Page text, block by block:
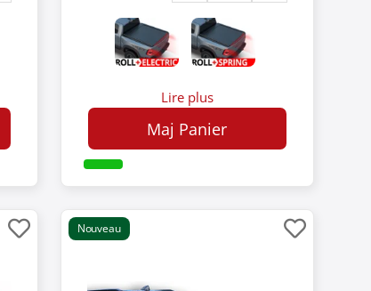
Lire plus
Maj Panier
Nouveau